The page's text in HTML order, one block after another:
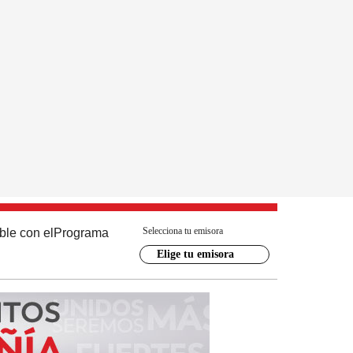
con el Programa Selecciona tu emisora
Elige tu emisora